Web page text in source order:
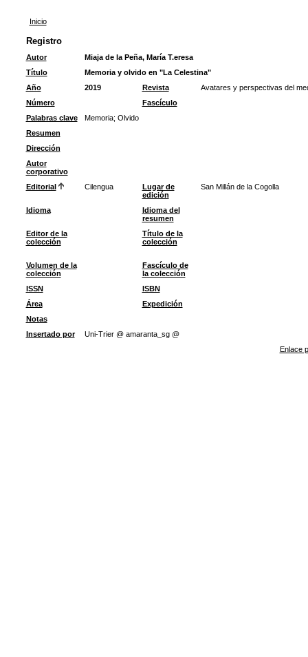
Inicio
Registro
Autor
Miaja de la Peña, María T.eresa
Título
Memoria y olvido en "La Celestina"
Año
2019 Revista
Avatares y perspectivas del
Número
Fascículo
Palabras clave
Memoria; Olvido
Resumen
Dirección
Autor
corporativo
Editorial
Cilengua
Lugar de
edición
San Millán de la Cogolla
Idioma
Idioma del
resumen
Editor de la
colección
Título de la
colección
Volumen de la
colección
Fascículo de
la colección
ISSN
ISBN
Área
Expedición
Notas
Insertado por
Uni-Trier @ amaranta_sg @
Enlace